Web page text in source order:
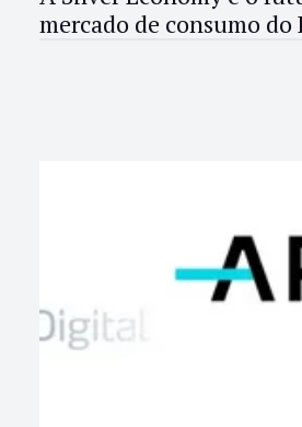
mercado de consumo do